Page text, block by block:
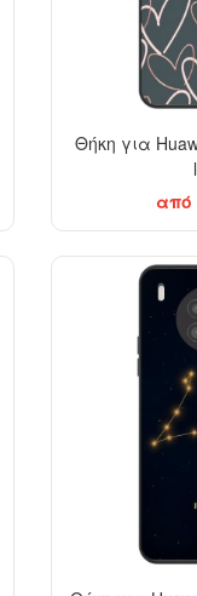
Θήκη για
από